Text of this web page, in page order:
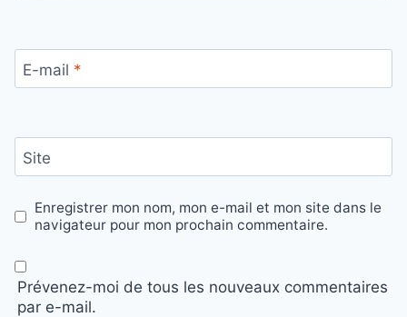
E-mail *
Site
Enregistrer mon nom, mon e-mail et mon site dans le
navigateur pour mon prochain commentaire.
Prévenez-moi de tous les nouveaux commentaires
par e-mail.